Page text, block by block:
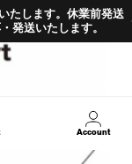
たします。休業前発送
発送いたします。
Account